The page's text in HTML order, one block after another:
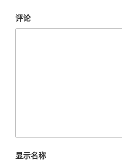
评论
显示名称